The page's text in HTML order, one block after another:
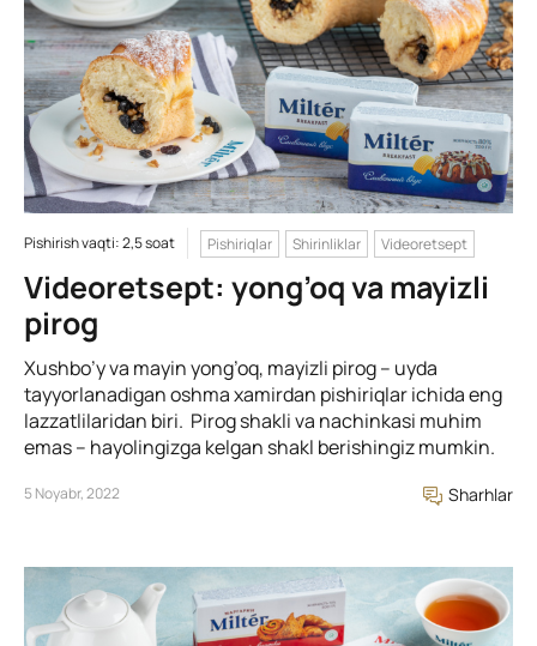
Pishirish vaqti: 2,5 soat Pishiriqlar Shirinliklar Videoretsept
Videoretsept: yong’oq va mayizli
pirog
Xushbo’y va mayin yong’oq, mayizli pirog – uyda
tayyorlanadigan oshma xamirdan pishiriqlar ichida eng
lazzatlilaridan biri. Pirog shakli va nachinkasi muhim
emas – hayolingizga kelgan shakl berishingiz mumkin.
5 Noyabr, 2022 Sharhlar